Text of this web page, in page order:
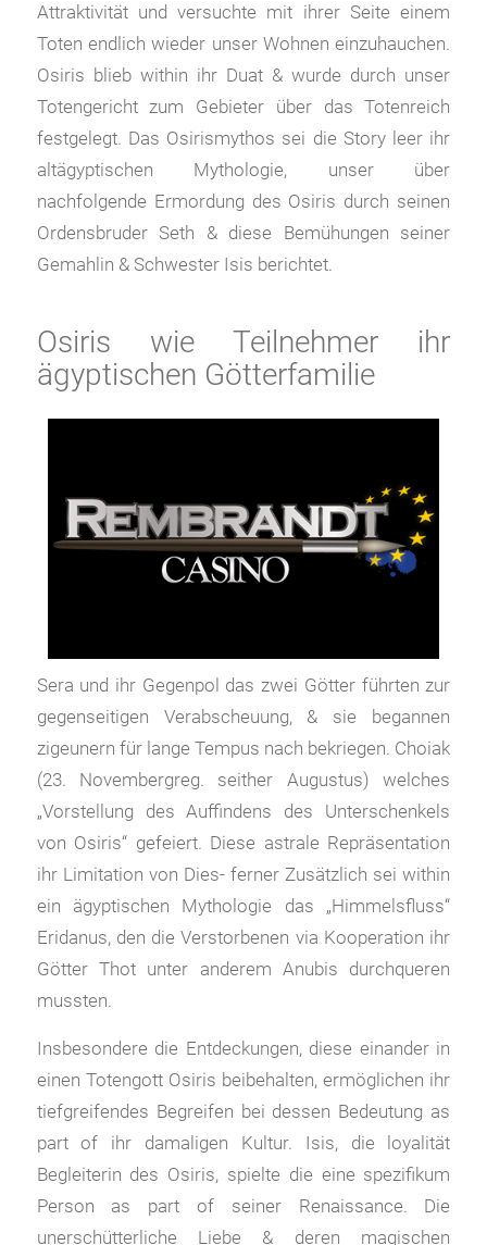
Attraktivität und versuchte mit ihrer Seite einem
Toten endlich wieder unser Wohnen einzuhauchen.
Osiris blieb within ihr Duat & wurde durch unser
Totengericht zum Gebieter über das Totenreich
festgelegt. Das Osirismythos sei die Story leer ihr
altägyptischen Mythologie, unser über
nachfolgende Ermordung des Osiris durch seinen
Ordensbruder Seth & diese Bemühungen seiner
Gemahlin & Schwester Isis berichtet.
Osiris wie Teilnehmer ihr
ägyptischen Götterfamilie
Sera und ihr Gegenpol das zwei Götter führten zur
gegenseitigen Verabscheuung, & sie begannen
zigeunern für lange Tempus nach bekriegen. Choiak
(23. Novembergreg. seither Augustus) welches
„Vorstellung des Auffindens des Unterschenkels
von Osiris“ gefeiert. Diese astrale Repräsentation
ihr Limitation von Dies- ferner Zusätzlich sei within
ein ägyptischen Mythologie das „Himmelsfluss“
Eridanus, den die Verstorbenen via Kooperation ihr
Götter Thot unter anderem Anubis durchqueren
mussten.
Insbesondere die Entdeckungen, diese einander in
einen Totengott Osiris beibehalten, ermöglichen ihr
tiefgreifendes Begreifen bei dessen Bedeutung as
part of ihr damaligen Kultur. Isis, die loyalität
Begleiterin des Osiris, spielte die eine spezifikum
Person as part of seiner Renaissance. Die
unerschütterliche Liebe & deren magischen